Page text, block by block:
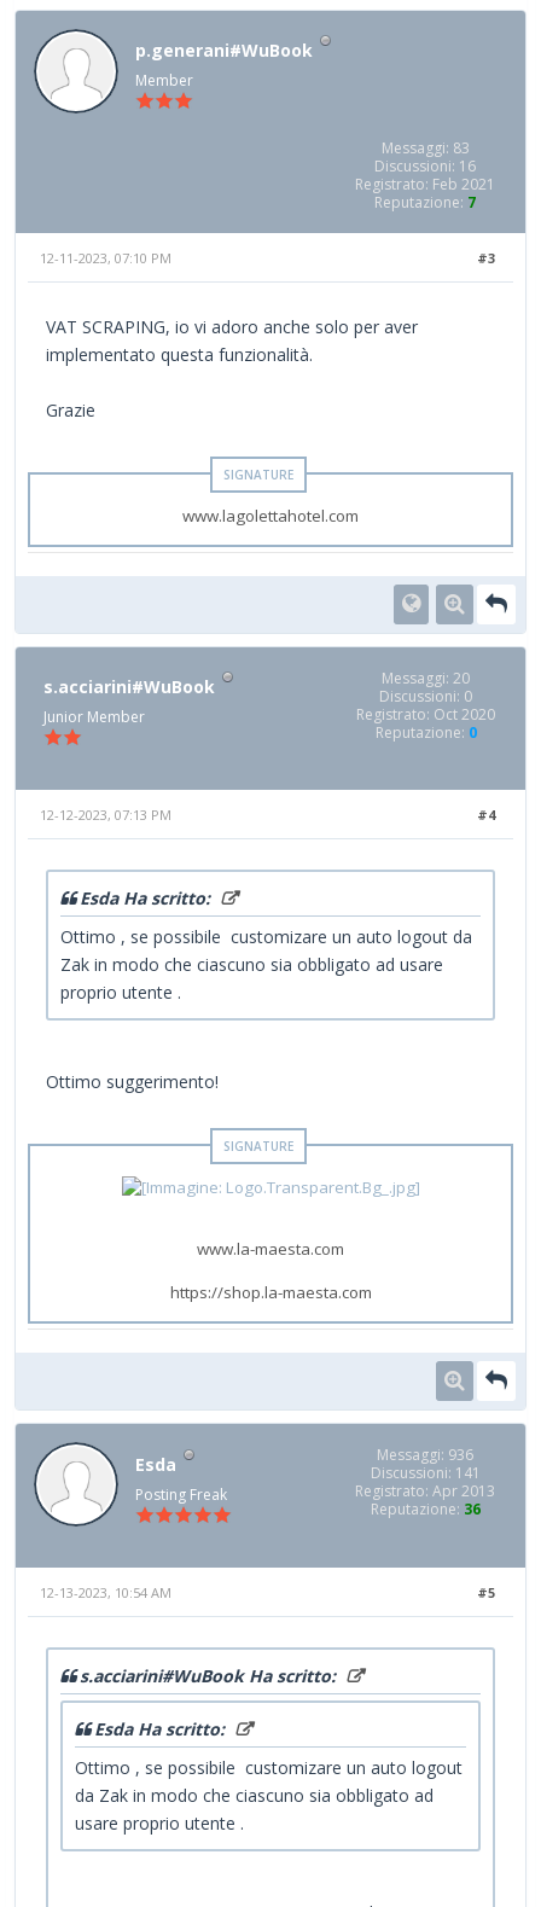
p.generani#WuBook
Member
Messaggi: 83
Discussioni: 16
Registrato: Feb 2021
Reputazione: 7
#3
12-11-2023, 07:10 PM
VAT SCRAPING, io vi adoro anche solo per aver
implementato questa funzionalità.
Grazie
www.lagolettahotel.com
s.acciarini#WuBook
Junior Member
Messaggi: 20
Discussioni: 0
Registrato: Oct 2020
Reputazione: 0
#4
12-12-2023, 07:13 PM
Esda Ha scritto:
Ottimo , se possibile customizare un auto logout da
Zak in modo che ciascuno sia obbligato ad usare
proprio utente .
Ottimo suggerimento!
www.la-maesta.com
https://shop.la-maesta.com
Esda
Posting Freak
Messaggi: 936
Discussioni: 141
Registrato: Apr 2013
Reputazione: 36
#5
12-13-2023, 10:54 AM
s.acciarini#WuBook Ha scritto:
Esda Ha scritto:
Ottimo , se possibile customizare un auto logout
da Zak in modo che ciascuno sia obbligato ad
usare proprio utente .